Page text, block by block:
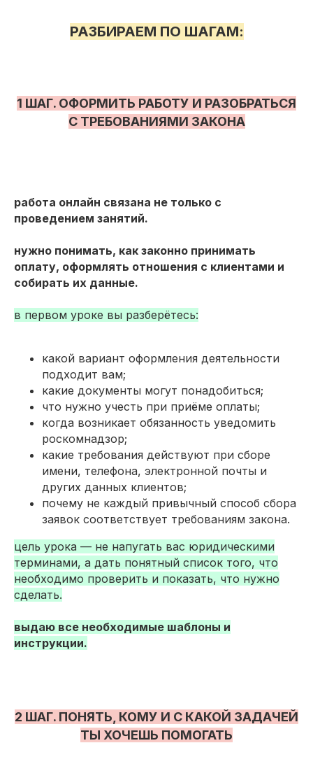
РАЗБИРАЕМ ПО ШАГАМ:
1 ШАГ. ОФОРМИТЬ РАБОТУ И РАЗОБРАТЬСЯ
С ТРЕБОВАНИЯМИ ЗАКОНА
работа онлайн связана не только с
проведением занятий.
нужно понимать, как законно принимать
оплату, оформлять отношения с клиентами и
собирать их данные.
в первом уроке вы разберётесь:
какой вариант оформления деятельности
подходит вам;
какие документы могут понадобиться;
что нужно учесть при приёме оплаты;
когда возникает обязанность уведомить
роскомнадзор;
какие требования действуют при сборе
имени, телефона, электронной почты и
других данных клиентов;
почему не каждый привычный способ сбора
заявок соответствует требованиям закона.
цель урока — не напугать вас юридическими
терминами, а дать понятный список того, что
необходимо проверить и показать, что нужно
сделать.
выдаю все необходимые шаблоны и
инструкции.
2 ШАГ. ПОНЯТЬ, КОМУ И С КАКОЙ ЗАДАЧЕЙ
ТЫ ХОЧЕШЬ ПОМОГАТЬ